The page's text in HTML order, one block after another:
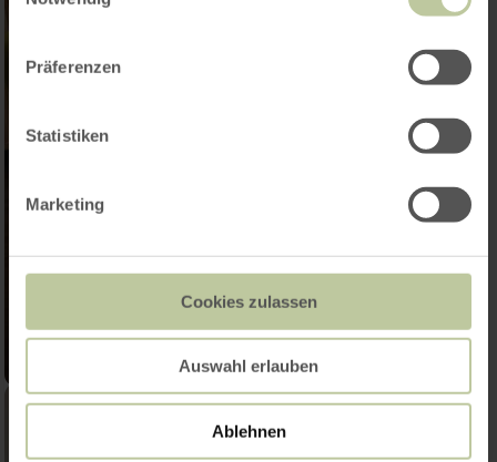
Präferenzen
Statistiken
Marketing
Cookies zulassen
Auswahl erlauben
Ablehnen